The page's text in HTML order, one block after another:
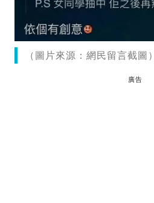
（圖片來源：網民留言截圖）
廣告